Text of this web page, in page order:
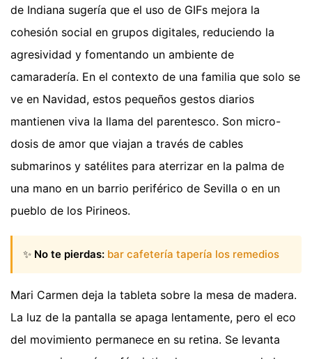
de Indiana sugería que el uso de GIFs mejora la
cohesión social en grupos digitales, reduciendo la
agresividad y fomentando un ambiente de
camaradería. En el contexto de una familia que solo se
ve en Navidad, estos pequeños gestos diarios
mantienen viva la llama del parentesco. Son micro-
dosis de amor que viajan a través de cables
submarinos y satélites para aterrizar en la palma de
una mano en un barrio periférico de Sevilla o en un
pueblo de los Pirineos.
✨ No te pierdas: bar cafetería tapería los remedios
Mari Carmen deja la tableta sobre la mesa de madera.
La luz de la pantalla se apaga lentamente, pero el eco
del movimiento permanece en su retina. Se levanta